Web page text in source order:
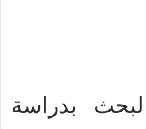
بدراسة